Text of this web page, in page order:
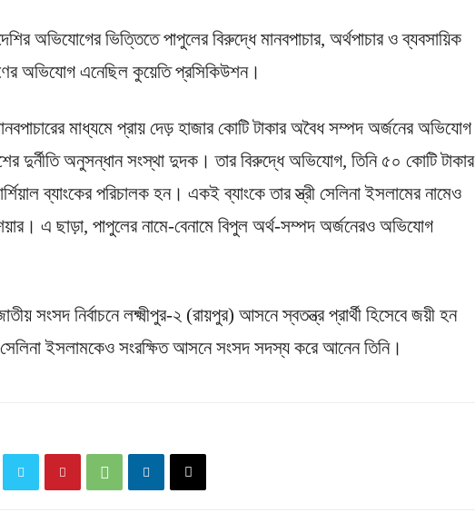
অভিযোগের ভিত্তিতে পাপুলের বিরুদ্ধে মানবপাচার, অর্থপাচার ও ব্যবসায়িক
অভিযোগ এনেছিল কুয়েতি প্রসিকিউশন।
মাধ্যমে প্রায় দেড় হাজার কোটি টাকার অবৈধ সম্পদ অর্জনের অভিযোগ
দুর্নীতি অনুসন্ধান সংস্থা দুদক। তার বিরুদ্ধে অভিযোগ, তিনি ৫০ কোটি টাকার
ব্যাংকের পরিচালক হন। একই ব্যাংকে তার স্ত্রী সেলিনা ইসলামের নামেও
এ ছাড়া, পাপুলের নামে-বেনামে বিপুল অর্থ-সম্পদ অর্জনেরও অভিযোগ
সংসদ নির্বাচনে লক্ষ্মীপুর-২ (রায়পুর) আসনে স্বতন্ত্র প্রার্থী হিসেবে জয়ী হন
ইসলামকেও সংরক্ষিত আসনে সংসদ সদস্য করে আনেন তিনি।